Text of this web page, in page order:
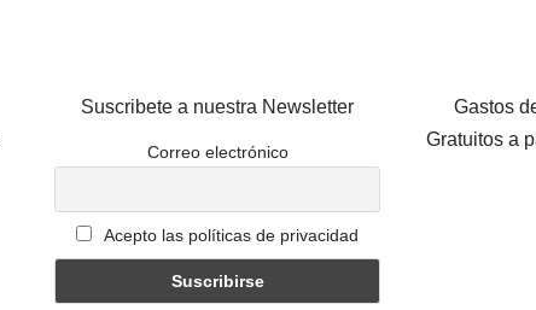
Suscribete a nuestra Newsletter
Correo electrónico
Acepto las políticas de privacidad
Gastos
Gratuitos a